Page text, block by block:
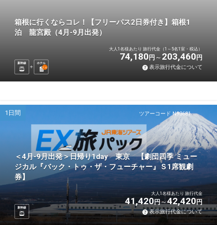
箱根に行くならコレ！【フリーパス2日券付き】箱根1
泊 龍宮殿（4月-9月出発）
新幹線
ホテル
1 泊
大人1名様あたり 旅行代金（1～5名1室・税込）
74,180 円 203,460 円
表示旅行代金について
ツアーコード N93681
1日間
＜4月-9月出発＞日帰り1day 東京 【劇団四季 ミュー
ジカル『バック・トゥ・ザ・フューチャー』Ｓ1席観劇
券】
新幹線
大人1名様あたり 旅行代金
41,420円 42,420円
表示旅行代金について